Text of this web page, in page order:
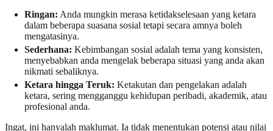
Ringan: Anda mungkin merasa ketidakselesaan yang ketara
dalam beberapa suasana sosial tetapi secara amnya boleh
mengatasinya.
Sederhana: Kebimbangan sosial adalah tema yang konsisten,
menyebabkan anda mengelak beberapa situasi yang anda akan
nikmati sebaliknya.
Ketara hingga Teruk: Ketakutan dan pengelakan adalah
ketara, sering mengganggu kehidupan peribadi, akademik, atau
profesional anda.
Ingat, ini hanyalah maklumat. Ia tidak menentukan potensi atau nilai